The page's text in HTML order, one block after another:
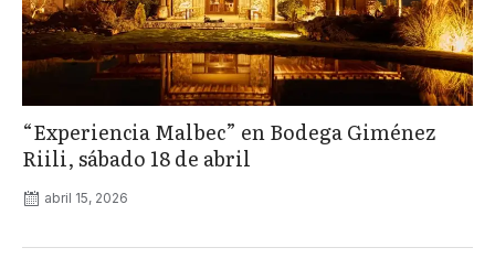
“Experiencia Malbec” en Bodega Giménez
Riili, sábado 18 de abril
abril 15, 2026